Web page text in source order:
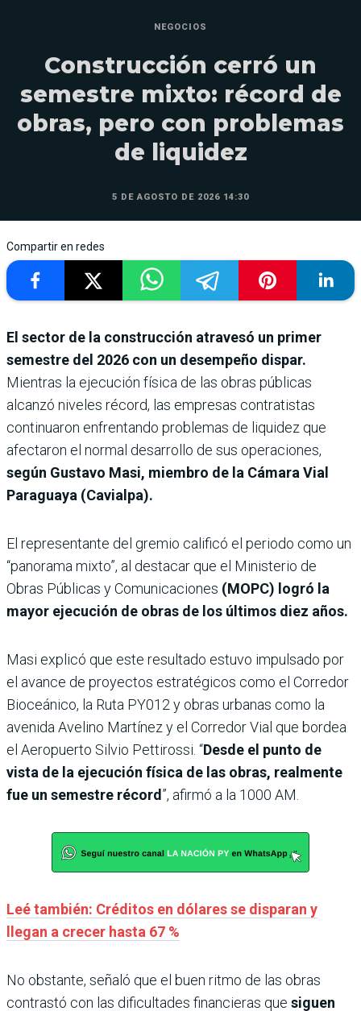
NEGOCIOS
Construcción cerró un
semestre mixto: récord de
obras, pero con problemas
de liquidez
5 DE AGOSTO DE 2026 14:30
Compartir en redes
El sector de la construcción atravesó un primer
semestre del 2026 con un desempeño dispar.
Mientras la ejecución física de las obras públicas
alcanzó niveles récord, las empresas contratistas
continuaron enfrentando problemas de liquidez que
afectaron el normal desarrollo de sus operaciones,
según Gustavo Masi, miembro de la Cámara Vial
Paraguaya (Cavialpa).
El representante del gremio calificó el periodo como un
“panorama mixto”, al destacar que el Ministerio de
Obras Públicas y Comunicaciones (MOPC) logró la
mayor ejecución de obras de los últimos diez años.
Masi explicó que este resultado estuvo impulsado por
el avance de proyectos estratégicos como el Corredor
Bioceánico, la Ruta PY012 y obras urbanas como la
avenida Avelino Martínez y el Corredor Vial que bordea
el Aeropuerto Silvio Pettirossi. “Desde el punto de
vista de la ejecución física de las obras, realmente
fue un semestre récord ”, afirmó a la 1000 AM.
Leé también: Créditos en dólares se disparan y
llegan a crecer hasta 67 %
No obstante, señaló que el buen ritmo de las obras
contrastó con las dificultades financieras que siguen